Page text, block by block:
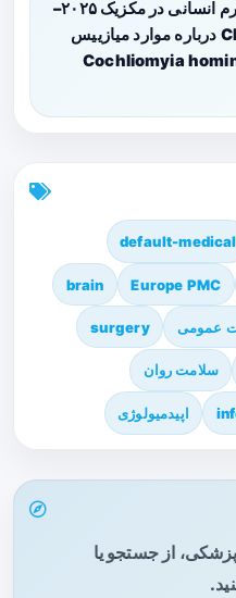
بازگشت اسکروورم انسانی در مکزیک ۲۰۲۵–
۲۰۲۶: هشدار CDC درباره موارد میازییس
default-medical
Europe PMC
brain
عمومی surgery
سلامت روان
اپیدمیولوژی
از جستجو یا